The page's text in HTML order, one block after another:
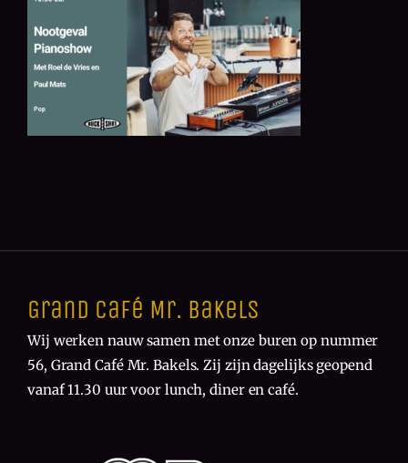
Grand Café Mr. Bakels
Wij werken nauw samen met onze buren op nummer
56, Grand Café Mr. Bakels. Zij zijn dagelijks geopend
vanaf 11.30 uur voor lunch, diner en café.